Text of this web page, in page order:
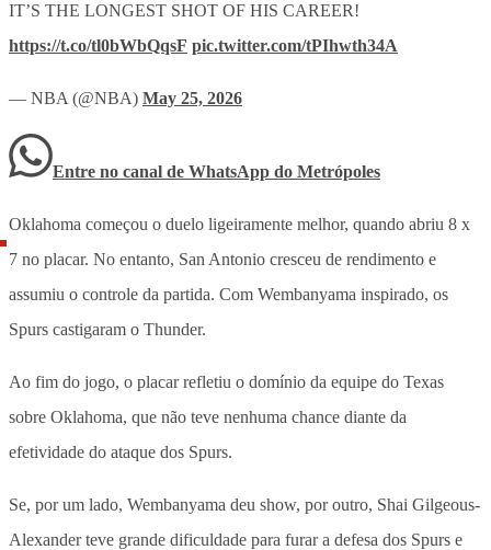
IT’S THE LONGEST SHOT OF HIS CAREER!
https://t.co/tl0bWbQqsF pic.twitter.com/tPIhwth34A
— NBA (@NBA) May 25, 2026
Entre no canal de WhatsApp do Metrópoles
Oklahoma começou o duelo ligeiramente melhor, quando abriu 8 x
7 no placar. No entanto, San Antonio cresceu de rendimento e
assumiu o controle da partida. Com Wembanyama inspirado, os
Spurs castigaram o Thunder.
Ao fim do jogo, o placar refletiu o domínio da equipe do Texas
sobre Oklahoma, que não teve nenhuma chance diante da
efetividade do ataque dos Spurs.
Se, por um lado, Wembanyama deu show, por outro, Shai Gilgeous-
Alexander teve grande dificuldade para furar a defesa dos Spurs e